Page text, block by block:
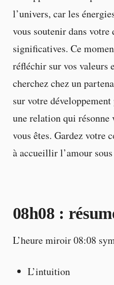
l’univers, car les
vous soutenir dans votre
significatives. Ce
réfléchir sur vos valeurs
cherchez chez un
sur votre
une relation qui résonne
vous êtes. Gardez votre
à accueillir l’amour
08h08 :
L’heure miroir 08:08
L’intuition